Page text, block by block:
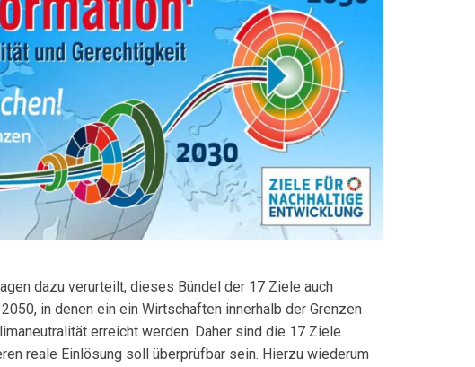
dazu verurteilt, dieses Bündel der 17 Ziele auch
in denen ein ein Wirtschaf­ten innerhalb der Grenzen
errei­cht werden. Daher sind die 17 Ziele
reale Einlösung soll überprüfbar sein. Hierzu wiederum